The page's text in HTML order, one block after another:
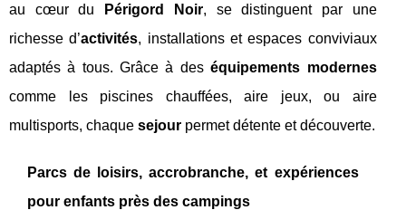
au cœur du
Périgord Noir, se distinguent par une
richesse d’activités, installations et espaces conviviaux
adaptés à tous. Grâce à deséquipements modernes
comme les piscines chauffées, aire jeux, ou aire
multisports, chaque sejour permet détente et découverte.
Parcs de loisirs, accrobranche, et expériences
pour enfants près des campings